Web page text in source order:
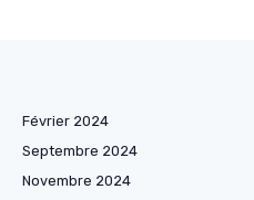
Février 2024
Septembre 2024
Novembre 2024